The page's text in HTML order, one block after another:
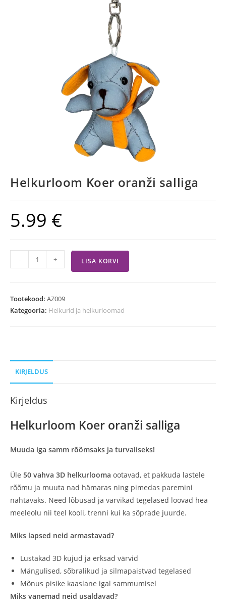
Helkurloom Koer oranži salliga
5.99 €
- + LISA KORVI
Tootekood: AZ009
Kategooria: Helkurid ja helkurloomad
KIRJELDUS
Kirjeldus
Helkurloom Koer oranži salliga
Muuda iga samm rõõmsaks ja turvaliseks!
Üle 50 vahva 3D helkurlooma ootavad, et pakkuda lastele
rõõmu ja muuta nad hämaras ning pimedas paremini
nähtavaks. Need lõbusad ja värvikad tegelased loovad hea
meeleolu nii teel kooli, trenni kui ka sõprade juurde.
Miks lapsed neid armastavad?
Lustakad 3D kujud ja erksad värvid
Mängulised, sõbralikud ja silmapaistvad tegelased
Mõnus pisike kaaslane igal sammumisel
Miks vanemad neid usaldavad?